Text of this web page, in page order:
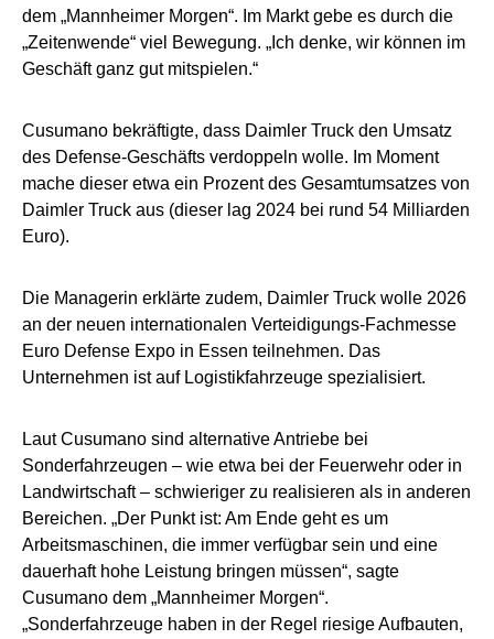
dem „Mannheimer Morgen“. Im Markt gebe es durch die
„Zeitenwende“ viel Bewegung. „Ich denke, wir können im
Geschäft ganz gut mitspielen.“
Cusumano bekräftigte, dass Daimler Truck den Umsatz
des Defense-Geschäfts verdoppeln wolle. Im Moment
mache dieser etwa ein Prozent des Gesamtumsatzes von
Daimler Truck aus (dieser lag 2024 bei rund 54 Milliarden
Euro).
Die Managerin erklärte zudem, Daimler Truck wolle 2026
an der neuen internationalen Verteidigungs-Fachmesse
Euro Defense Expo in Essen teilnehmen. Das
Unternehmen ist auf Logistikfahrzeuge spezialisiert.
Laut Cusumano sind alternative Antriebe bei
Sonderfahrzeugen – wie etwa bei der Feuerwehr oder in
Landwirtschaft – schwieriger zu realisieren als in anderen
Bereichen. „Der Punkt ist: Am Ende geht es um
Arbeitsmaschinen, die immer verfügbar sein und eine
dauerhaft hohe Leistung bringen müssen“, sagte
Cusumano dem „Mannheimer Morgen“.
„Sonderfahrzeuge haben in der Regel riesige Aufbauten,